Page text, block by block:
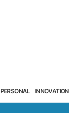
PERSONAL INNOVATION